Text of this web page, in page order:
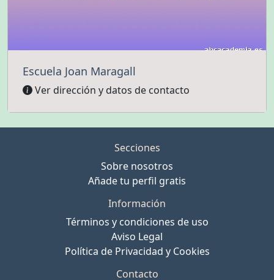
Escuela Joan Maragall
Ver dirección y datos de contacto
Secciones
Sobre nosotros
Añade tu perfil gratis
Información
Términos y condiciones de uso
Aviso Legal
Política de Privacidad y Cookies
Contacto